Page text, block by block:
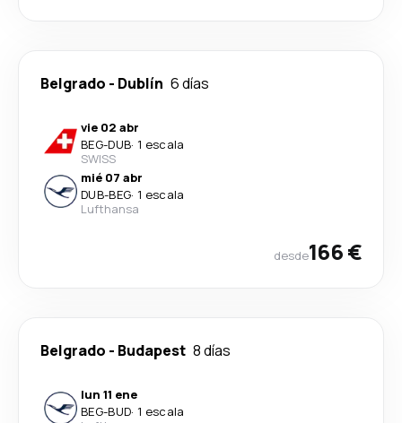
Belgrado - Dublín 6 días
vie 02 abr
BEG-DUB· 1 escala
SWISS
mié 07 abr
DUB-BEG· 1 escala
Lufthansa
desde166 €
Belgrado - Budapest 8 días
lun 11 ene
BEG-BUD· 1 escala